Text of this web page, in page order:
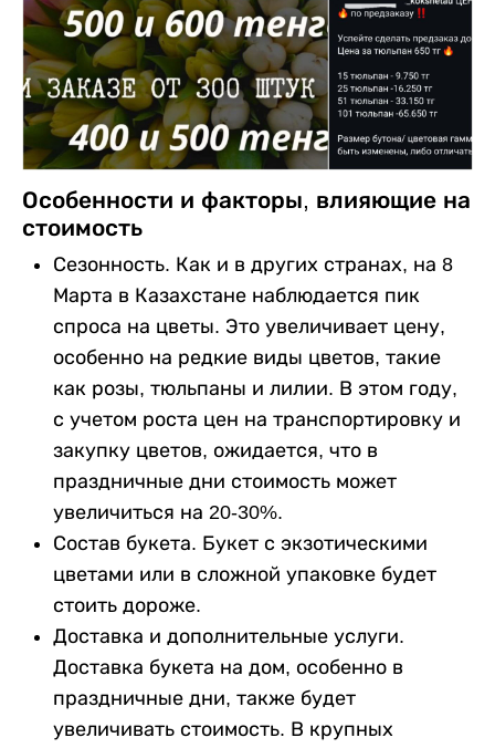
Особенности и факторы, влияющие на
стоимость
Сезонность. Как и в других странах, на 8
Марта в Казахстане наблюдается пик
спроса на цветы. Это увеличивает цену,
особенно на редкие виды цветов, такие
как розы, тюльпаны и лилии. В этом году,
с учетом роста цен на транспортировку и
закупку цветов, ожидается, что в
праздничные дни стоимость может
увеличиться на 20-30%.
Состав букета. Букет с экзотическими
цветами или в сложной упаковке будет
стоить дороже.
Доставка и дополнительные услуги.
Доставка букета на дом, особенно в
праздничные дни, также будет
увеличивать стоимость. В крупных